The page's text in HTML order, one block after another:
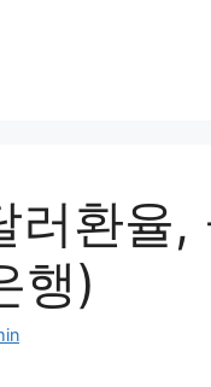
러환율,
행)